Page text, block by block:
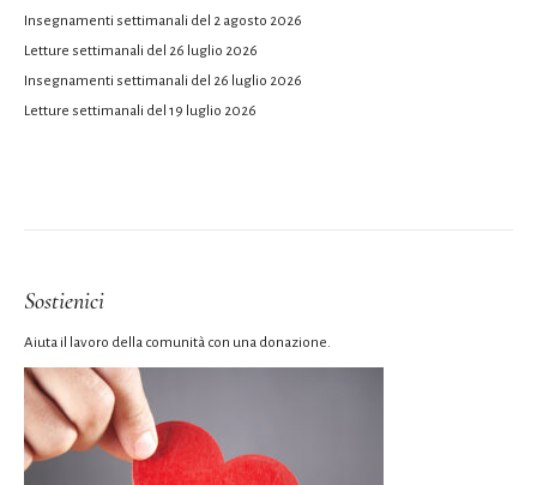
Insegnamenti settimanali del 2 agosto 2026
Letture settimanali del 26 luglio 2026
Insegnamenti settimanali del 26 luglio 2026
Letture settimanali del 19 luglio 2026
Sostienici
Aiuta il lavoro della comunità con una donazione.